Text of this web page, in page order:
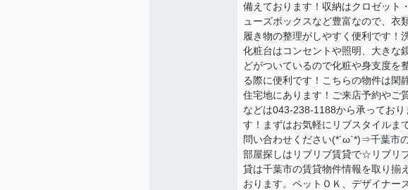
備えております！収納はクロゼット
ューズボックスなど豊富なので、衣
履き物の整理がしやすく便利です！
化粧台はコンセントや照明、大きな
どがついているので化粧や身支度を
る際に便利です！こちらの物件は閑
住宅地にあります！ご来店予約やご
などは043-238-1188から承っており
す！まずはお気軽にリブスタイルま
問い合わせください(*´ω`*)⇒千葉市
部屋探しはリブリブ賃貸で☆リブリ
貸は千葉市の賃貸物件情報を取り揃
おります。ペットＯＫ、デザイナー